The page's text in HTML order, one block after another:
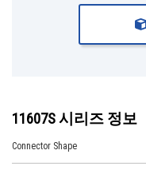
11607S 시리즈 정보
Connector Shape